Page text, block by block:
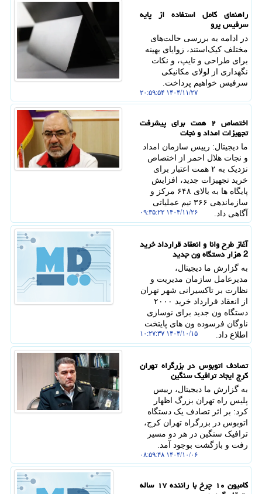
راهنمای کامل استفاده از پایه
سرفیس پرو
در ادامه به بررسی حالت‌های
مختلف کیک‌استند، زوایای بهینه
برای طراحی و تایپ، و نکات
نگهداری از لولای مکانیکی
سرفیس خواهیم پرداخت.
۱۴۰۴/۱۱/۲۷ ۲۰:۵۹:۵۴
اختصاص ۲ همت برای پیشرفت
تجهیزات امداد و نجات
ما دیجیتال: رییس سازمان امداد
و نجات هلال احمر از اختصاص
نزدیک به ۲ همت اعتبار برای
خرید تجهیزات جدید، افزایش
پایگاه ها به بالای ۶۴۸ مرکز و
سازماندهی ۳۶۶ تیم عملیاتی
آگاهی داد.
۱۴۰۴/۱۱/۲۶ ۰۹:۳۵:۲۲
آغاز طرح وانا و انعقاد قرارداد خرید
2 هزار دستگاه ون جدید
به گزارش ما دیجیتال،
مدیرعامل سازمان مدیریت و
نظارت بر تاکسیرانی شهر تهران
از انعقاد قرارداد خرید ۲۰۰۰
دستگاه ون جدید برای نوسازی
ناوگان فرسوده ون های پایتخت
اطلاع داد.
۱۴۰۴/۱۰/۱۵ ۱۰:۲۷:۳۷
تصادف اتوبوس در بزرگراه تهران
کرج ایجاد ترافیک سنگین
به گزارش ما دیجیتال، رییس
پلیس راه تهران بزرگ اظهار
کرد: بر اثر تصادف یک دستگاه
اتوبوس در بزرگراه تهران کرج،
ترافیک سنگین در هر دو مسیر
رفت و بازگشت بوجود آمد.
۱۴۰۴/۱۰/۰۶ ۰۸:۵۹:۴۸
کامیون ۱۰ چرخ با راننده ۱۷ ساله